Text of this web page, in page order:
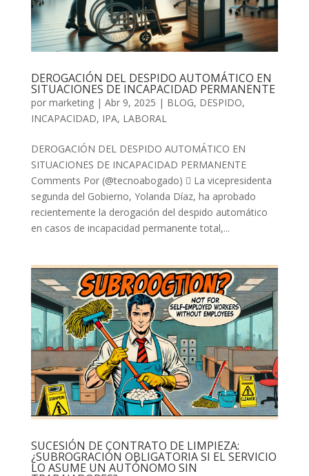
DEROGACIÓN DEL DESPIDO AUTOMÁTICO EN
SITUACIONES DE INCAPACIDAD PERMANENTE
por marketing| Abr 9, 2025 | BLOG, DESPIDO,
INCAPACIDAD, IPA, LABORAL
DEROGACIÓN DEL DESPIDO AUTOMÁTICO EN
SITUACIONES DE INCAPACIDAD PERMANENTE
Comments Por (@tecnoabogado)  La vicepresidenta
segunda del Gobierno, Yolanda Díaz, ha aprobado
recientemente la derogación del despido automático
en casos de incapacidad permanente total,...
SUCESIÓN DE CONTRATO DE LIMPIEZA:
¿SUBROGRACIÓN OBLIGATORIA SI EL SERVICIO
LO ASUME UN AUTÓNOMO SIN